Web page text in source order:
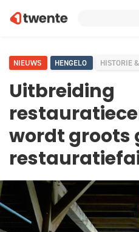
NIEUWS HENGELO HISTORIE
Uitbreiding
wordt groots